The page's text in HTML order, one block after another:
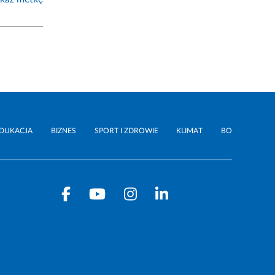
BIZNES SPORT I ZDROWIE KLIMAT BO